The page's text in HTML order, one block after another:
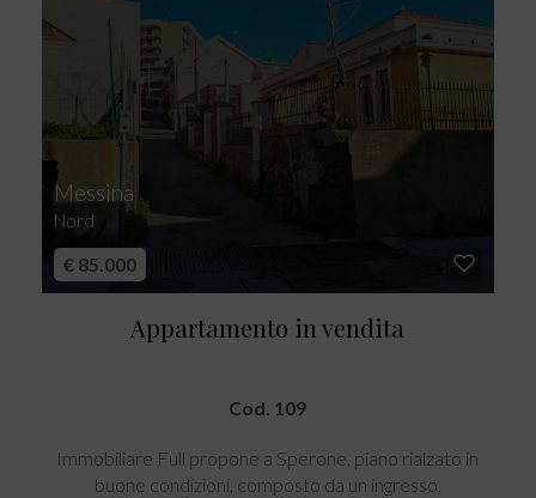
Messina
Nord
€ 85.000
Appartamento in vendita
Cod. 109
Immobiliare Full propone a Sperone, piano rialzato in
buone condizioni, composto da un ingresso,